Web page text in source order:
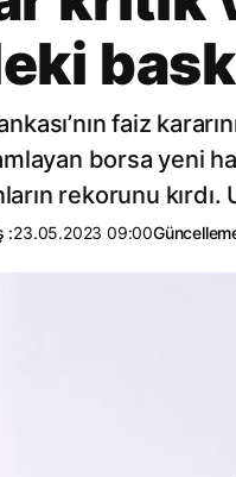
faiz
borsa yeni
rekorunu
:23.05.2023 09:00